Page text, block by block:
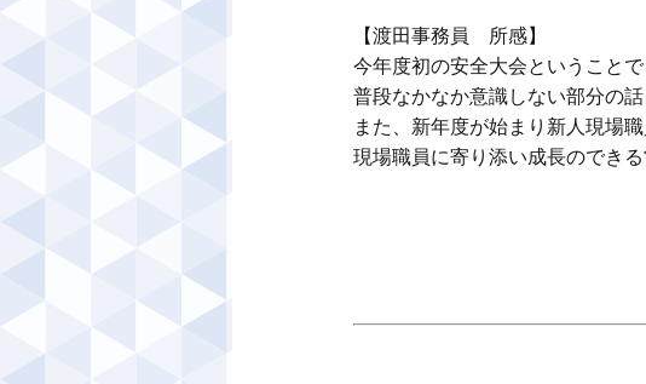
【渡田事務員　所感】
今年度初の安全大会ということ
普段なかなか意識しない部分の話
また、新年度が始まり新人現場
現場職員に寄り添い成長のでき